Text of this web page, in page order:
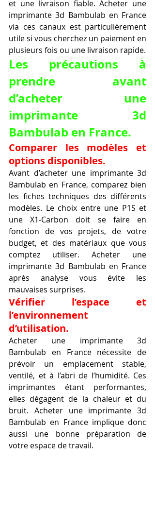
et une livraison fiable. Acheter une
imprimante 3d Bambulab en France
via ces canaux est particulièrement
utile si vous cherchez un paiement en
plusieurs fois ou une livraison rapide.
Les précautions à
prendre avant
d’acheter une
imprimante 3d
Bambulab en France.
Comparer les modèles et
options disponibles.
Avant d’acheter une imprimante 3d
Bambulab en France, comparez bien
les fiches techniques des différents
modèles. Le choix entre une P1S et
une X1-Carbon doit se faire en
fonction de vos projets, de votre
budget, et des matériaux que vous
comptez utiliser. Acheter une
imprimante 3d Bambulab en France
après analyse vous évite les
mauvaises surprises.
Vérifier l’espace et
l’environnement
d’utilisation.
Acheter une imprimante 3d
Bambulab en France nécessite de
prévoir un emplacement stable,
ventilé, et à l’abri de l’humidité. Ces
imprimantes étant performantes,
elles dégagent de la chaleur et du
bruit. Acheter une imprimante 3d
Bambulab en France implique donc
aussi une bonne préparation de
votre espace de travail.